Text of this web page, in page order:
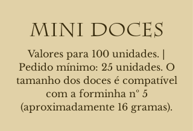
Mini Doces
Valores para 100 unidades. |
Pedido mínimo: 25 unidades. O
tamanho dos doces é compatível
com a forminha nº 5
(aproximadamente 16 gramas).